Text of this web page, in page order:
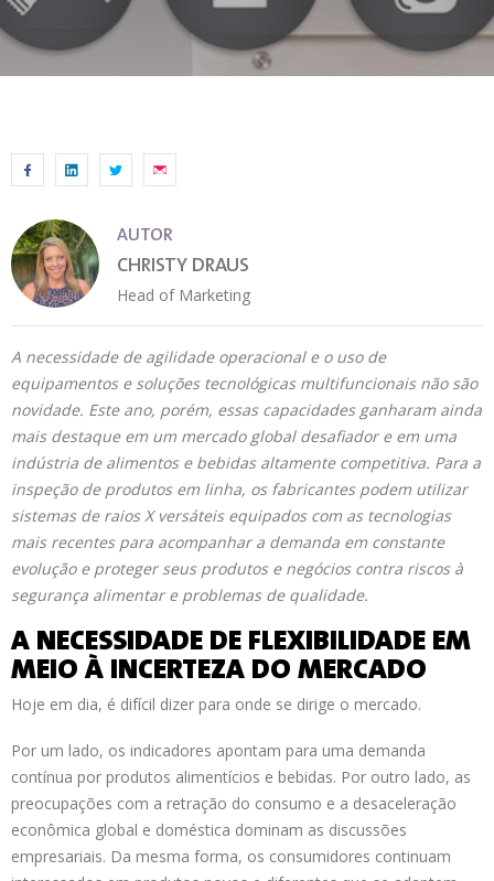
AUTOR
CHRISTY DRAUS
Head of Marketing
A necessidade de agilidade operacional e o uso de
equipamentos e soluções tecnológicas multifuncionais não são
novidade. Este ano, porém, essas capacidades ganharam ainda
mais destaque em um mercado global desafiador e em uma
indústria de alimentos e bebidas altamente competitiva. Para a
inspeção de produtos em linha, os fabricantes podem utilizar
sistemas de raios X versáteis equipados com as tecnologias
mais recentes para acompanhar a demanda em constante
evolução e proteger seus produtos e negócios contra riscos à
segurança alimentar e problemas de qualidade.
A NECESSIDADE DE FLEXIBILIDADE EM
MEIO À INCERTEZA DO MERCADO
Hoje em dia, é difícil dizer para onde se dirige o mercado.
Por um lado, os indicadores apontam para uma demanda
contínua por produtos alimentícios e bebidas. Por outro lado, as
preocupações com a retração do consumo e a desaceleração
econômica global e doméstica dominam as discussões
empresariais. Da mesma forma, os consumidores continuam